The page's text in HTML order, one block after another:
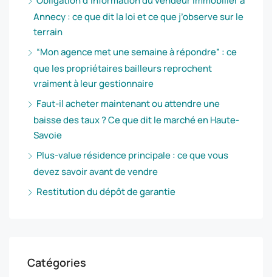
Annecy : ce que dit la loi et ce que j’observe sur le
terrain
“Mon agence met une semaine à répondre” : ce
que les propriétaires bailleurs reprochent
vraiment à leur gestionnaire
Faut-il acheter maintenant ou attendre une
baisse des taux ? Ce que dit le marché en Haute-
Savoie
Plus-value résidence principale : ce que vous
devez savoir avant de vendre
Restitution du dépôt de garantie
Catégories